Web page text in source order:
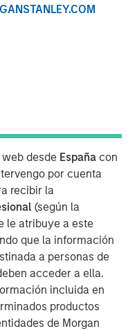
desde España con
por cuenta
recibir la
(según la
le atribuye a este
que la información
a personas de
acceder a ella.
incluida en
productos
de Morgan
discussing the Global
in high quality
affecting performance,
a disciplined
analysis and
that the best
is through
downside